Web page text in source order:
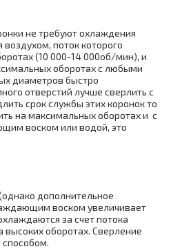
не требуют охлаждения
поток которого
(10 000-14 000об/мин), и
оборотах с любыми
диаметров быстро
отверстий лучше сверлить с
срок службы этих коронок то
на максимальных оборотах и с
воском или водой, это
дополнительное
воском увеличивает
за счет потока
оборотах. Сверление